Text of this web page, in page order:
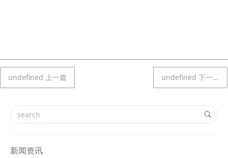
undefined 上一篇 undefined 下一篇
新闻资讯